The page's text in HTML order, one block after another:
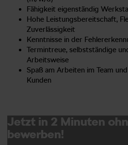
Fähigkeit eigenständig
Hohe Leistungsbereitschaft,
Zuverlässigkeit
Kenntnisse in der
Termintreue, selbstständige
Arbeitsweise
Spaß am Arbeiten im Team
Kunden
Jetzt in 2 Minuten
bewerben!